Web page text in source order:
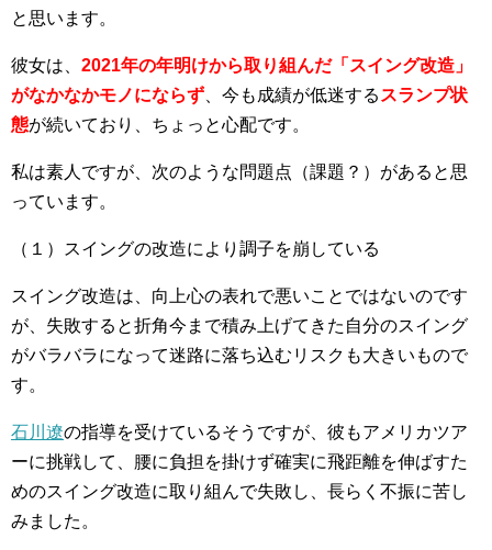
と思います。
彼女は、 2021年の年明けから取り組んだ「スイング改造」
がなかなかモノにならず 、今も成績が低迷する スランプ状
態が続いており、ちょっと心配です。
私は素人ですが、次のような問題点（課題？）があると思
っています。
（１）スイングの改造により調子を崩している
スイング改造は、向上心の表れで悪いことではないのです
が、失敗すると折角今まで積み上げてきた自分のスイング
がバラバラになって迷路に落ち込むリスクも大きいもので
す。
石川遼の指導を受けているそうですが、彼もアメリカツア
ーに挑戦して、腰に負担を掛けず確実に飛距離を伸ばすた
めのスイング改造に取り組んで失敗し、長らく不振に苦し
みました。